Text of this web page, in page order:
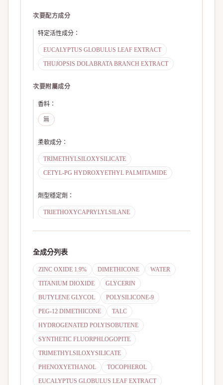
次要配方成分
特定活性成分 ：
EUCALYPTUS GLOBULUS LEAF EXTRACT
THUJOPSIS DOLABRATA BRANCH EXTRACT
次要附屬成分
香料 ：
無
柔軟成分 ：
TRIMETHYLSILOXYSILICATE
CETYL-PG HYDROXYETHYL PALMITAMIDE
劑型穩定劑 ：
TRIETHOXYCAPRYLYLSILANE
全成分列表
ZINC OXIDE 1.9% DIMETHICONE
WATER
TITANIUM DIOXIDE
GLYCERIN
BUTYLENE GLYCOL
POLYSILICONE-9
PEG-12 DIMETHICONE
TALC
HYDROGENATED POLYISOBUTENE
SYNTHETIC FLUORPHLOGOPITE
TRIMETHYLSILOXYSILICATE
PHENOXYETHANOL
TOCOPHEROL
EUCALYPTUS GLOBULUS LEAF EXTRACT